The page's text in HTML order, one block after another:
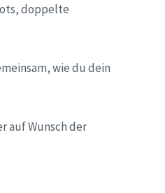
doppelte
wie du dein
auf Wunsch der